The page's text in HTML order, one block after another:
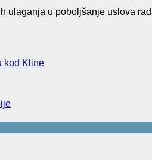
ulaganja u poboljšanje uslova
kod Kline